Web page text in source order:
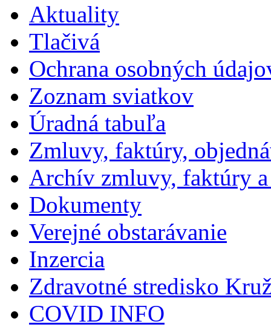
Aktuality
Tlačivá
Ochrana osobných
Zoznam sviatkov
Úradná tabuľa
Zmluvy, faktúry,
Archív zmluvy, faktúry
Dokumenty
Verejné obstarávanie
Inzercia
Zdravotné stredisko
COVID INFO